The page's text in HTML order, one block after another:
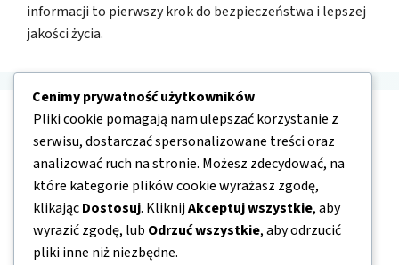
informacji to pierwszy krok do bezpieczeństwa i lepszej
jakości życia.
Nawigacja
O nas
Kontakt
Mapa strony
Cenimy prywatność użytkowników
Pliki cookie pomagają nam ulepszać korzystanie z
serwisu, dostarczać spersonalizowane treści oraz
analizować ruch na stronie. Możesz zdecydować, na
które kategorie plików cookie wyrażasz zgodę,
klikającDostosuj. KliknijAkceptuj wszystkie, aby
wyrazić zgodę, lub Odrzuć wszystkie, aby odrzucić
pliki inne niż niezbędne.